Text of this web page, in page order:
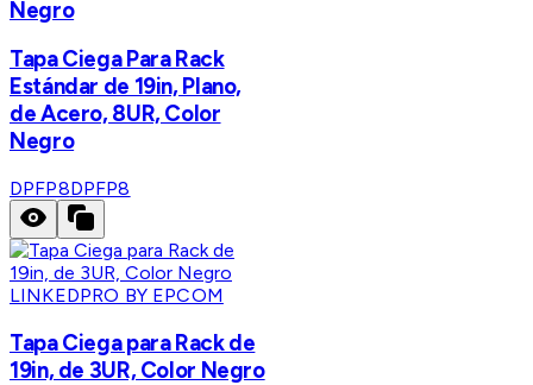
Negro
Tapa Ciega Para Rack
Estándar de 19in, Plano,
de Acero, 8UR, Color
Negro
DPFP8DPFP8
LINKEDPRO BY EPCOM
Tapa Ciega para Rack de
19in, de 3UR, Color Negro